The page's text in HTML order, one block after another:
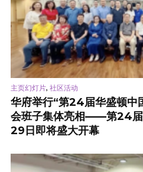
主页幻灯片, 社区活动
华府举行“第24届华盛顿中
会班子集体亮相——第24届
29日即将盛大开幕